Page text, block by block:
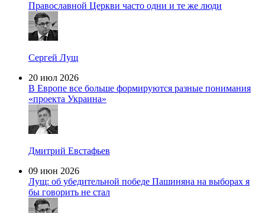
Православной Церкви часто одни и те же люди
Сергей Лущ
20 июл 2026
В Европе все больше формируются разные понимания
«проекта Украина»
Дмитрий Евстафьев
09 июн 2026
Лущ: об убедительной победе Пашиняна на выборах я
бы говорить не стал